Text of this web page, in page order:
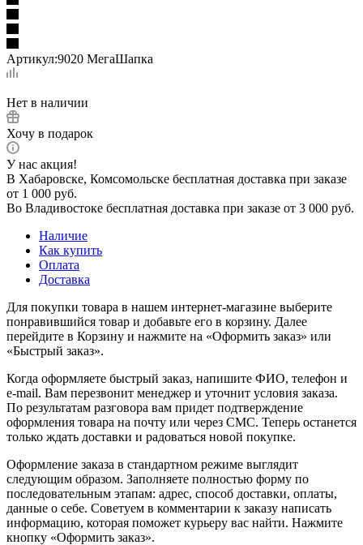
Артикул:9020 МегаШапка
Нет в наличии
Хочу в подарок
У нас акция!
В Хабаровске, Комсомольске бесплатная доставка при заказе
от 1 000 руб.
Во Владивостоке бесплатная доставка при заказе от 3 000 руб.
Наличие
Как купить
Оплата
Доставка
Для покупки товара в нашем интернет-магазине выберите
понравившийся товар и добавьте его в корзину. Далее
перейдите в Корзину и нажмите на «Оформить заказ» или
«Быстрый заказ».
Когда оформляете быстрый заказ, напишите ФИО, телефон и
e-mail. Вам перезвонит менеджер и уточнит условия заказа.
По результатам разговора вам придет подтверждение
оформления товара на почту или через СМС. Теперь останется
только ждать доставки и радоваться новой покупке.
Оформление заказа в стандартном режиме выглядит
следующим образом. Заполняете полностью форму по
последовательным этапам: адрес, способ доставки, оплаты,
данные о себе. Советуем в комментарии к заказу написать
информацию, которая поможет курьеру вас найти. Нажмите
кнопку «Оформить заказ».